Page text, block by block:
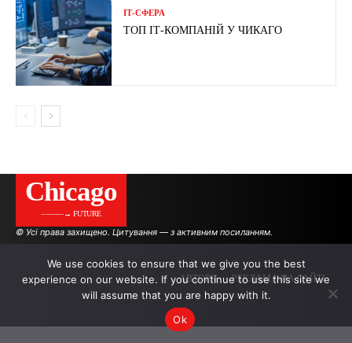
ІТ-СФЕРА
ТОП ІТ-КОМПАНІЙ У ЧИКАГО
Сhicago
———→ FUTURE
© Усі права захищено. Цитування — з активним посиланням.
АВТОРИ РЕКЛАМА НА САЙТІ
We use cookies to ensure that we give you the best
experience on our website. If you continue to use this site we
will assume that you are happy with it.
Ok